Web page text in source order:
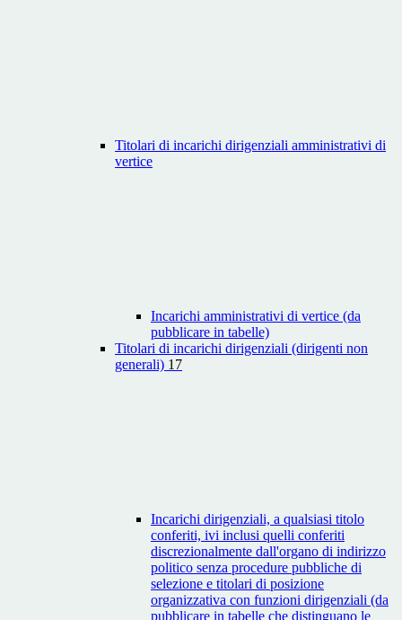
Titolari di incarichi dirigenziali amministrativi di
vertice
Incarichi amministrativi di vertice (da
pubblicare in tabelle)
Titolari di incarichi dirigenziali (dirigenti non
generali) 17
Incarichi dirigenziali, a qualsiasi titolo
conferiti, ivi inclusi quelli conferiti
discrezionalmente dall'organo di indirizzo
politico senza procedure pubbliche di
selezione e titolari di posizione
organizzativa con funzioni dirigenziali (da
pubblicare in tabelle che distinguano le